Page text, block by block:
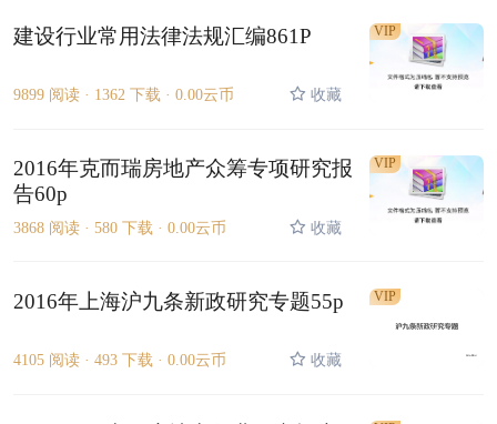
建设行业常用法律法规汇编861P
9899 阅读 · 1362 下载 · 0.00云币 收藏
VIP
2016年克而瑞房地产众筹专项研究报
告60p
3868 阅读 · 580 下载 · 0.00云币 收藏
VIP
2016年上海沪九条新政研究专题55p
4105 阅读 · 493 下载 · 0.00云币 收藏
VIP